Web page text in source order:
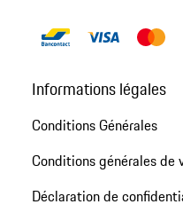
Informations légales
Conditions Générales
Conditions générales de
Déclaration de